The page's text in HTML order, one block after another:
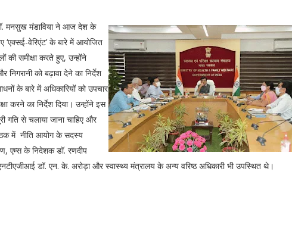
मनसुख मंडाविया ने आज देश के
वेरिएंट’ के बारे में आयोजित
की समीक्षा करते हुए, उन्होंने
को बढ़ावा देने का निर्देश
के बारे में अधिकारियों को उपचार
करने का निर्देश दिया। उन्होंने इस
गति से चलाया जाना चाहिए और
में नीति आयोग के सदस्य
एम्स के निदेशक डॉ. रणदीप
डॉ. एन. के. अरोड़ा और स्वास्थ्य मंत्रालय के अन्य वरिष्ठ अधिकारी भी उपस्थित थे।